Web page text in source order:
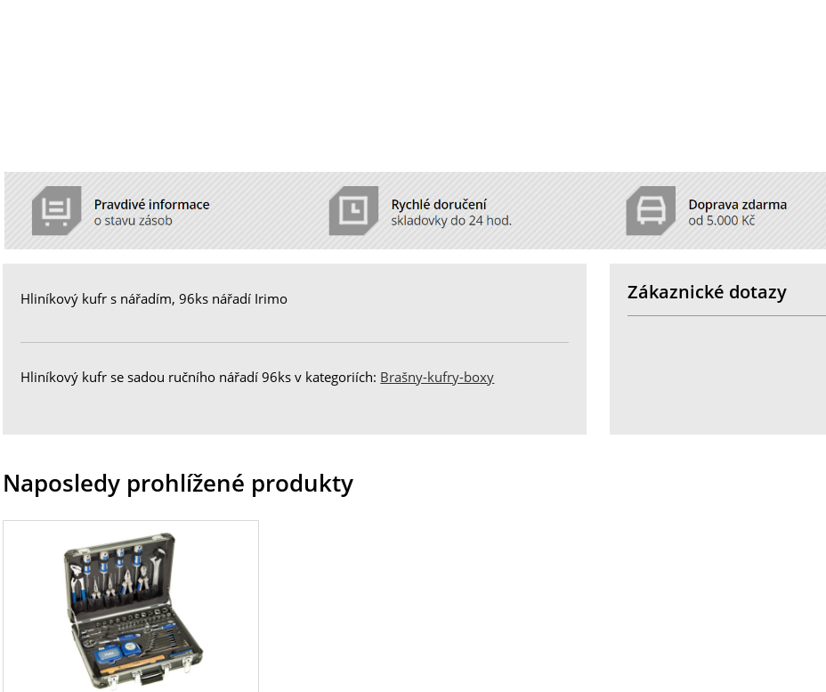
Hliníkový kufr s nářadím, 96ks nářadí Irimo
Hliníkový kufr se sadou ručního nářadí 96ks v kategoriích: Brašny-kufry-boxy
Zákaznické dotazy
Naposledy prohlížené produkty